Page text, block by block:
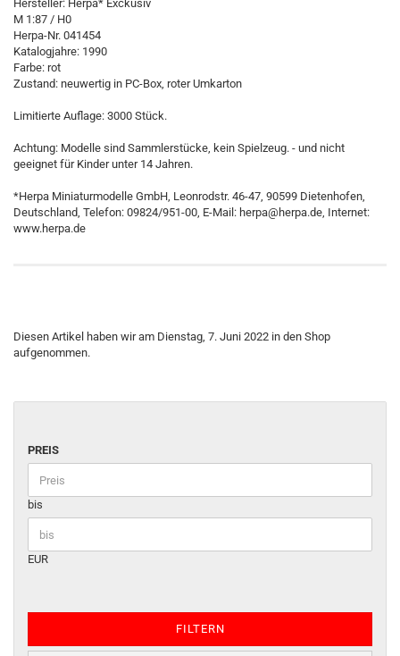
Hersteller: Herpa* Exckusiv
M 1:87 / H0
Herpa-Nr. 041454
Katalogjahre: 1990
Farbe: rot
Zustand: neuwertig in PC-Box, roter Umkarton
Limitierte Auflage: 3000 Stück.
Achtung: Modelle sind Sammlerstücke, kein Spielzeug. - und nicht
geeignet für Kinder unter 14 Jahren.
*Herpa Miniaturmodelle GmbH, Leonrodstr. 46-47, 90599 Dietenhofen,
Deutschland, Telefon: 09824/951-00, E-Mail: herpa@herpa.de, Internet:
www.herpa.de
Diesen Artikel haben wir am Dienstag, 7. Juni 2022 in den Shop
aufgenommen.
PREIS
bis
EUR
FILTERN